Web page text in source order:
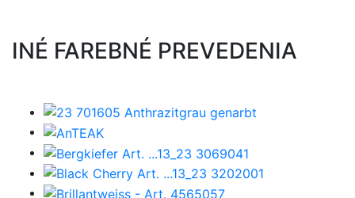
INÉ FAREBNÉ PREVEDENIA